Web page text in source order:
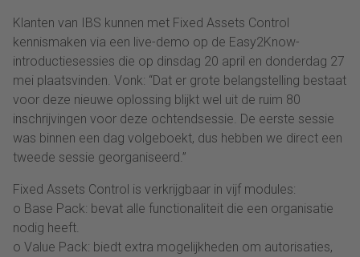
Klanten van IBS kunnen met Fixed Assets Control
kennismaken via een live-demo op de Easy2Know-
introductiesessies die op dinsdag 20 april en donderdag 27
mei plaatsvinden. Vonk: “Dat er grote belangstelling bestaat
voor deze nieuwe oplossing blijkt wel uit de ruim 80
inschrijvingen voor deze ochtendsessie. De eerste sessie
was binnen een dag volgeboekt, dus hebben we direct een
tweede sessie georganiseerd.”
Fixed Assets Control is verkrijgbaar in vijf modules:
o Base Pack: bevat alle functionaliteit die een organisatie
nodig heeft.
o Value Pack: biedt extra mogelijkheden om autorisaties,